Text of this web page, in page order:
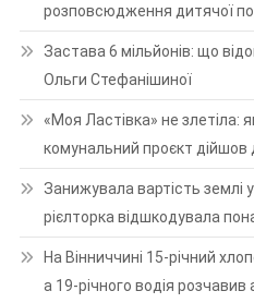
розповсюдження дитячої
Застава 6 мільйонів: що
Ольги Стефанішиної
«Моя Ластівка» не злетіла:
комунальний проєкт дійшов
Занижувала вартість землі
рієлторка відшкодувала
На Вінниччині 15-річний
а 19-річного водія розчавив